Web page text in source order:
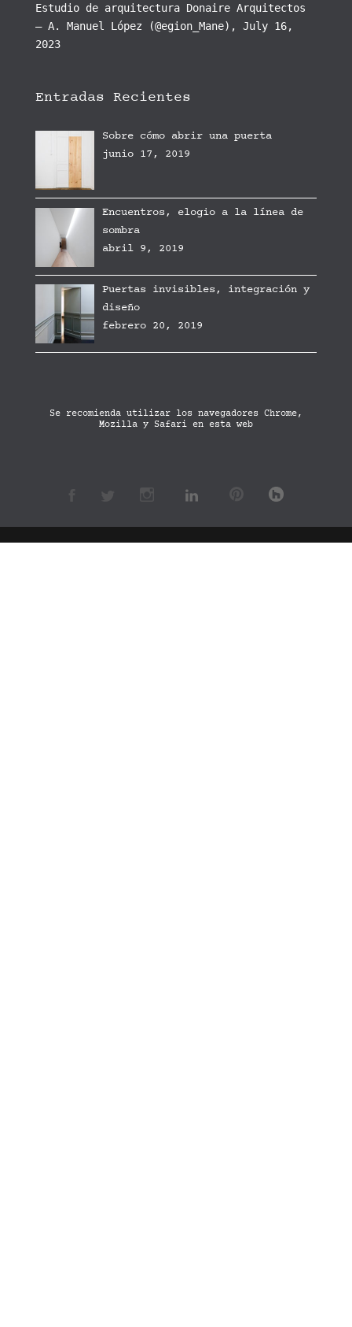
Estudio de arquitectura Donaire Arquitectos
— A. Manuel López (@egion_Mane), July 16,
2023
Entradas Recientes
Sobre cómo abrir una puerta
junio 17, 2019
Encuentros, elogio a la línea de
sombra
abril 9, 2019
Puertas invisibles, integración y
diseño
febrero 20, 2019
Se recomienda utilizar los navegadores Chrome,
Mozilla y Safari en esta web